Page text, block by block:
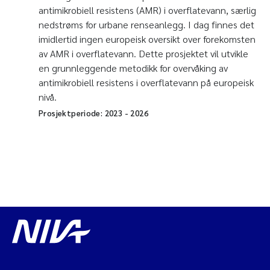
antimikrobiell resistens (AMR) i overflatevann, særlig
nedstrøms for urbane renseanlegg. I dag finnes det
imidlertid ingen europeisk oversikt over forekomsten
av AMR i overflatevann. Dette prosjektet vil utvikle
en grunnleggende metodikk for overvåking av
antimikrobiell resistens i overflatevann på europeisk
nivå.
Prosjektperiode: 2023 - 2026